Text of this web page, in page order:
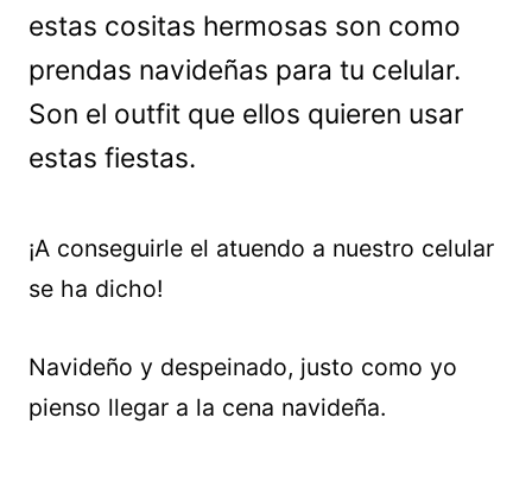
estas cositas hermosas son como
prendas navideñas para tu celular.
Son el outfit que ellos quieren usar
estas fiestas.
¡A conseguirle el atuendo a nuestro celular
se ha dicho!
Navideño y despeinado, justo como yo
pienso llegar a la cena navideña.